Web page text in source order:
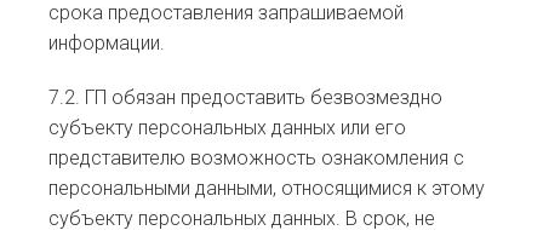
срока предоставления запрашиваемой
информации.
7.2. ГП обязан предоставить безвозмездно
субъекту персональных данных или его
представителю возможность ознакомления с
персональными данными, относящимися к этому
субъекту персональных данных. В срок, не